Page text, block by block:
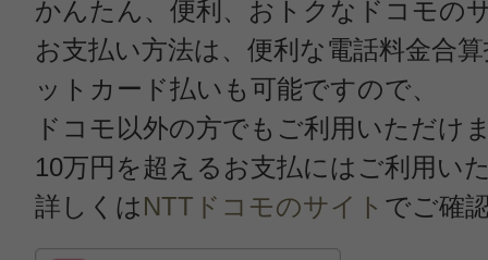
かんたん、便利、おトクなドコモの
お支払い方法は、便利な電話料金合
ットカード払いも可能ですので、
ドコモ以外の方でもご利用いただけ
10万円を超えるお支払にはご利用い
詳しくはNTTドコモのサイト でご確